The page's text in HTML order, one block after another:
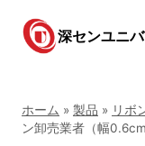
深センユニ
ホーム » 製品 » リボ
ン卸売業者（幅